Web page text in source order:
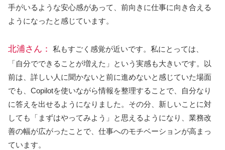
手がいるような安心感があって、前向きに仕事に向き合える
ようになったと感じています。
北浦さん：
私もすごく感覚が近いです。私にとっては、
「自分でできることが増えた」という実感も大きいです。以
前は、詳しい人に聞かないと前に進めないと感じていた場面
でも、Copilotを使いながら情報を整理することで、自分なり
に答えを出せるようになりました。その分、新しいことに対
しても「まずはやってみよう」と思えるようになり、業務改
善の幅が広がったことで、仕事へのモチベーションが高まっ
ています。